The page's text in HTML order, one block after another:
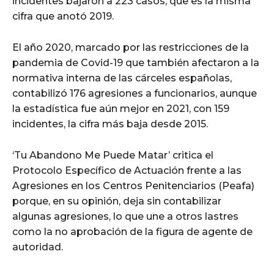
cifra que anotó 2019.
El año 2020, marcado por las restricciones de la
pandemia de Covid-19 que también afectaron a la
normativa interna de las cárceles españolas,
contabilizó 176 agresiones a funcionarios, aunque
la estadística fue aún mejor en 2021, con 159
incidentes, la cifra más baja desde 2015.
‘Tu Abandono Me Puede Matar’ critica el
Protocolo Específico de Actuación frente a las
Agresiones en los Centros Penitenciarios (Peafa)
porque, en su opinión, deja sin contabilizar
algunas agresiones, lo que une a otros lastres
como la no aprobación de la figura de agente de
autoridad.